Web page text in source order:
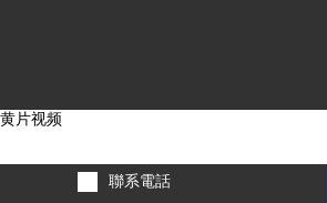
聯系電話
黄片视频